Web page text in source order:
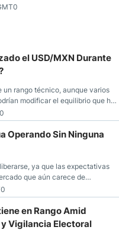
mercado del petróleo.
el USD/MXN Durante
un rango técnico, aunque varios
modificar el equilibrio que ha
Operando Sin Ninguna
ya que las expectativas
que aún carece de
en Rango Amid
Vigilancia Electoral